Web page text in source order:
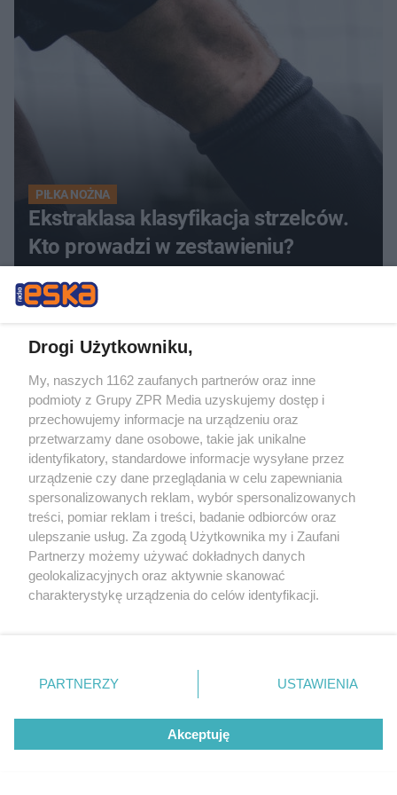
PIŁKA NOŻNA
Ekstraklasa klasyfikacja strzelców.
Kto prowadzi w zestawieniu?
PIŁKA NOŻNA
Jagiellonia Białystok przegrywa z
Widzewem Łódź. Szybkie ciosy w
drugiej połowie meczu
ZOBACZ WIĘCEJ
Drogi Użytkowniku,
My, naszych 1162 zaufanych partnerów oraz inne
podmioty z Grupy ZPR Media uzyskujemy dostęp i
przechowujemy informacje na urządzeniu oraz
przetwarzamy dane osobowe, takie jak unikalne
identyfikatory, standardowe informacje wysyłane przez
urządzenie czy dane przeglądania w celu zapewniania
spersonalizowanych reklam, wybór spersonalizowanych
treści, pomiar reklam i treści, badanie odbiorców oraz
ulepszanie usług. Za zgodą Użytkownika my i Zaufani
Partnerzy możemy używać dokładnych danych
geolokalizacyjnych oraz aktywnie skanować
charakterystykę urządzenia do celów identyfikacji.
zmienić/wycofać klikając przycisk ustawień prywatności
znajdujący się w lewym dolnym rogu strony
rodzaje przetwarzania danych nie wymagają zgody
użytkownika, ale masz prawo sprzeciwić się takiemu
przetwarzaniu. Preferencje będą miały zastosowanie tylko
PARTNERZY USTAWIENIA
Akceptuję